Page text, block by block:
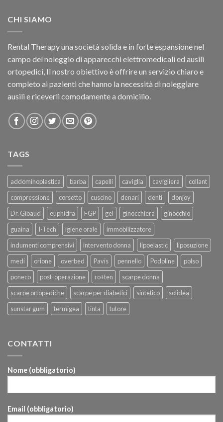
CHI SIAMO
Rental Therapy una società solida e in forte espansione nel
campo del noleggio di apparecchi elettromedicali ed ausili
ortopedici, Il nostro obiettivo è offrire un servizio chiaro e
completo ai pazienti che hanno la necessità di noleggiare
ausili e riceverli comodamente a domicilio.
TAGS
addominoplastica barba capelli caviglia cavigliera
collant
compressione
corsetto cuscino denari denti
donjoy
Dr. Gibaud
euphidra FGP gel ginocchiera
ginocchio
guaina
I-Tech igiene orale
immobilizzatore
indumenti comprensivi
intervento donna lipoelastic
liposuzione
medi
orione overbed Pavis pennello Podoline
polso
poneco
post-operazione ro+ten
scarpe donna
scarpe ortopediche
scarpe per diabetici sintetico
solidea
sunstar gum
termigea tinta tutore
CONTATTI
Nome (obbligatorio)
Email (obbligatorio)